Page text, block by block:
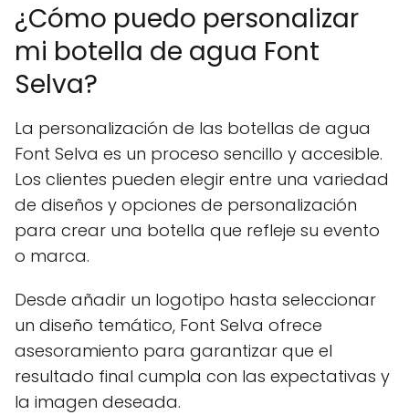
¿Cómo puedo personalizar
mi botella de agua Font
Selva?
La personalización de las botellas de agua
Font Selva es un proceso sencillo y accesible.
Los clientes pueden elegir entre una variedad
de diseños y opciones de personalización
para crear una botella que refleje su evento
o marca.
Desde añadir un logotipo hasta seleccionar
un diseño temático, Font Selva ofrece
asesoramiento para garantizar que el
resultado final cumpla con las expectativas y
la imagen deseada.